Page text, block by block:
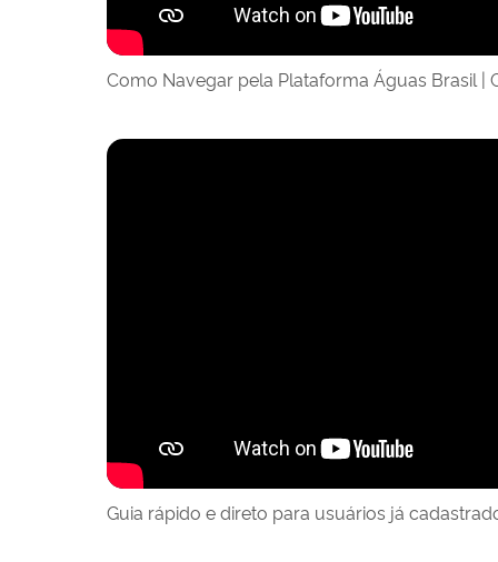
Como Navegar pela Plataforma Águas Brasil |
Guia rápido e direto para usuários já